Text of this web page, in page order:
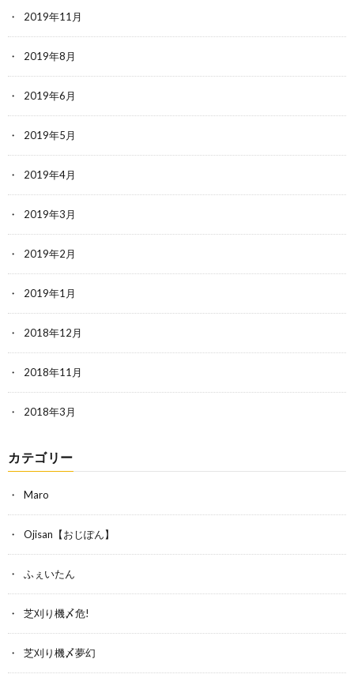
2019年11月
2019年8月
2019年6月
2019年5月
2019年4月
2019年3月
2019年2月
2019年1月
2018年12月
2018年11月
2018年3月
カテゴリー
Maro
Ojisan【おじぽん】
ふぇいたん
芝刈り機〆危!
芝刈り機〆夢幻